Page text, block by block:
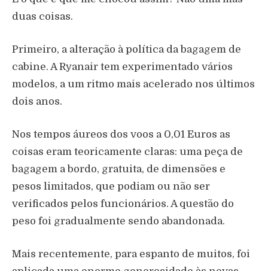
duas coisas.
Primeiro, a alteração à política da bagagem de
cabine. A Ryanair tem experimentado vários
modelos, a um ritmo mais acelerado nos últimos
dois anos.
Nos tempos áureos dos voos a 0,01 Euros as
coisas eram teoricamente claras: uma peça de
bagagem a bordo, gratuita, de dimensões e
pesos limitados, que podiam ou não ser
verificados pelos funcionários. A questão do
peso foi gradualmente sendo abandonada.
Mais recentemente, para espanto de muitos, foi